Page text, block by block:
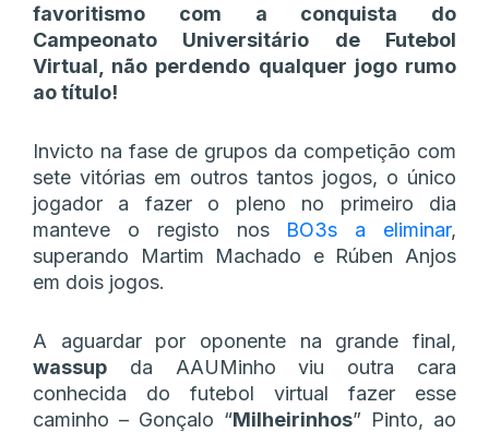
favoritismo com a conquista do
Campeonato Universitário de Futebol
Virtual, não perdendo qualquer jogo rumo
ao título!
Invicto na fase de grupos da competição com
sete vitórias em outros tantos jogos, o único
jogador a fazer o pleno no primeiro dia
manteve o registo nos BO3s a eliminar,
superando Martim Machado e Rúben Anjos
em dois jogos.
A aguardar por oponente na grande final,
wassup da AAUMinho viu outra cara
conhecida do futebol virtual fazer esse
caminho – Gonçalo “Milheirinhos” Pinto, ao